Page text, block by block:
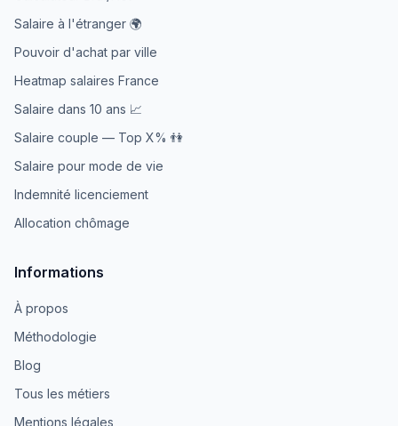
Salaire à l'étranger 🌍
Pouvoir d'achat par ville
Heatmap salaires France
Salaire dans 10 ans 📈
Salaire couple — Top X% 👫
Salaire pour mode de vie
Indemnité licenciement
Allocation chômage
Informations
À propos
Méthodologie
Blog
Tous les métiers
Mentions légales